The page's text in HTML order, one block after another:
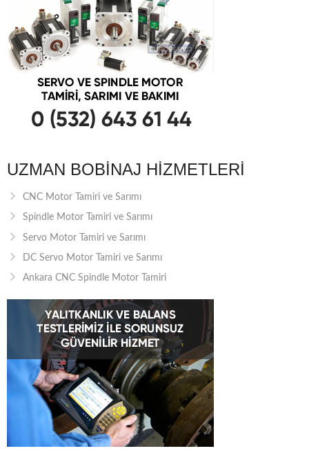
UZMAN BOBINAJ HIZMETLERI
CNC Motor Tamiri ve Sarımı
Spindle Motor Tamiri ve Sarımı
Servo Motor Tamiri ve Sarımı
DC Servo Motor Tamiri ve Sarımı
Ankara CNC Spindle Motor Tamiri